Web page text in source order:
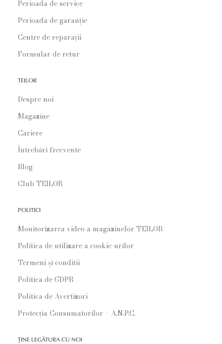
Perioada de service
Perioada de garanție
Centre de reparații
Formular de retur
TEILOR
Despre noi
Magazine
Cariere
Întrebări frecvente
Blog
Club TEILOR
POLITICI
Monitorizarea video a magazinelor TEILOR
Politica de utilizare a cookie-urilor
Termeni și conditii
Politica de GDPR
Politica de Avertizori
Protecția Consumatorilor – A.N.P.C.
ȚINE LEGĂTURA CU NOI